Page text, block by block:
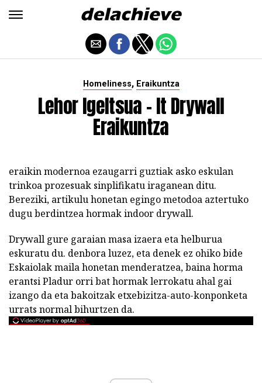
Homeliness, Eraikuntza
Lehor Igeltsua - It Drywall
Eraikuntza
eraikin modernoa ezaugarri guztiak asko eskulan
trinkoa prozesuak sinplifikatu iraganean ditu.
Bereziki, artikulu honetan egingo metodoa aztertuko
dugu berdintzea hormak indoor drywall.
Drywall gure garaian masa izaera eta helburua
eskuratu du. denbora luzez, eta denek ez ohiko bide
Eskaiolak maila honetan menderatzea, baina horma
erantsi Pladur orri bat hormak lerrokatu ahal gai
izango da eta bakoitzak etxebizitza-auto-konponketa
urrats normal bihurtzen da.